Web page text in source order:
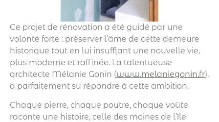
Ce projet de rénovation a été guidé par une
volonté forte : préserver l’âme de cette demeure
historique tout en lui insufflant une nouvelle vie,
plus moderne et raffinée. La talentueuse
architecte Mélanie Gonin (www.melaniegonin.fr),
a parfaitement su répondre à cette ambition.
Chaque pierre, chaque poutre, chaque voûte
raconte une histoire, celle des moines de l’île